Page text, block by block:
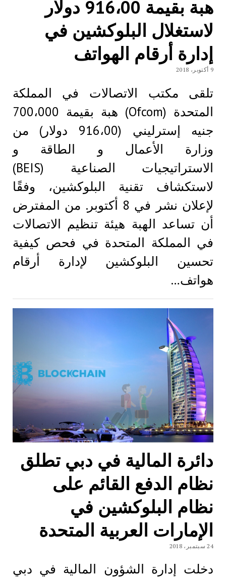
هبة بقيمة 916،00 دولار
لاستغلال البلوكشين في
إدارة أرقام الهواتف
9 أكتوبر، 2018
تلقى مكتب الاتصالات في المملكة
المتحدة (Ofcom) هبة بقيمة 700،000
جنيه إسترليني (916،00 دولار) من
وزارة الأعمال و الطاقة و
الاستراتيجيات الصناعية (BEIS)
لاستكشاف تقنية البلوكشين، وفقًا
لإعلان نشر في 8 أكتوبر. من المفترض
أن تساعد الهبة هيئة تنظيم الاتصالات
في المملكة المتحدة في فحص كيفية
تحسين البلوكشين لإدارة أرقام
هواتف…
دائرة المالية في دبي تطلق
نظام الدفع القائم على
نظام البلوكشين في
الإمارات العربية المتحدة
24 سبتمبر، 2018
دخلت إدارة الشؤون المالية في دبي